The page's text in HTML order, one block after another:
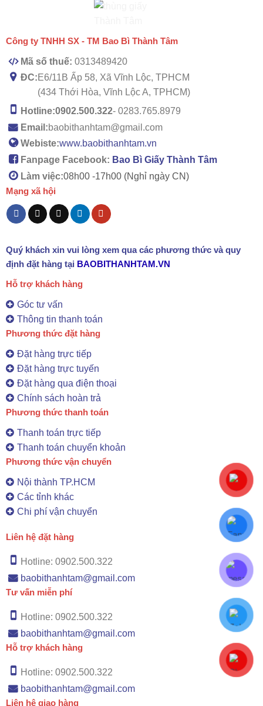
Công ty TNHH SX - TM Bao Bì Thành Tâm
Mã số thuế: 0313489420
ĐC:E6/11B Ấp 58, Xã Vĩnh Lộc, TPHCM
(434 Thới Hòa, Vĩnh Lộc A, TPHCM)
Hotline:0902.500.322- 0283.765.8979
Email:baobithanhtam@gmail.com
Webiste:www.baobithanhtam.vn
Fanpage Facebook: Bao Bì Giấy Thành Tâm
Làm việc:08h00 -17h00 (Nghỉ ngày CN)
Mạng xã hội
Quý khách xin vui lòng xem qua các phương thức và quy
định đặt hàng tại BAOBITHANHTAM.VN
Hỗ trợ khách hàng
Góc tư vấn
Thông tin thanh toán
Phương thức đặt hàng
Đặt hàng trực tiếp
Đặt hàng trực tuyến
Đặt hàng qua điện thoại
Chính sách hoàn trả
Phương thức thanh toán
Thanh toán trực tiếp
Thanh toán chuyển khoản
Phương thức vận chuyển
Nội thành TP.HCM
Các tỉnh khác
Chi phí vận chuyển
Liên hệ đặt hàng
Hotline: 0902.500.322
baobithanhtam@gmail.com
Tư vấn miễn phí
Hotline: 0902.500.322
baobithanhtam@gmail.com
Hỗ trợ khách hàng
Hotline: 0902.500.322
baobithanhtam@gmail.com
Liên hệ giao hàng